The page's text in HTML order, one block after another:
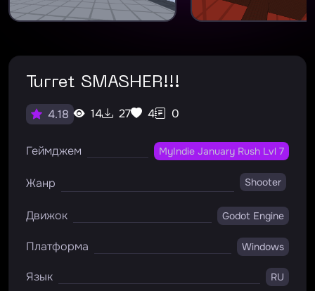
Turret SMASHER!!!
4.18 14 27 4 0
Геймджем MyIndie January Rush Lvl 7
Жанр Shooter
Движок Godot Engine
Платформа Windows
Язык RU